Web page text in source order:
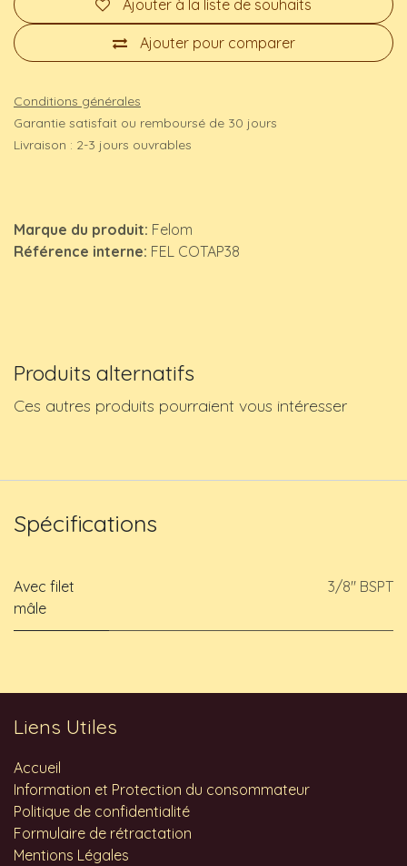
Ajouter pour comparer
Ajouter à la liste de souhaits
Conditions générales
Garantie satisfait ou remboursé de 30 jours
Livraison : 2-3 jours ouvrables
Marque du produit: Felom
Référence interne: FEL COTAP38
Produits alternatifs
Ces autres produits pourraient vous intéresser
Spécifications
Avec filet
mâle
3/8" BSPT
Liens Utiles
Accueil
Information et Protection du consommateur
Politique de confidentialité
Formulaire de rétractation
Mentions Légales